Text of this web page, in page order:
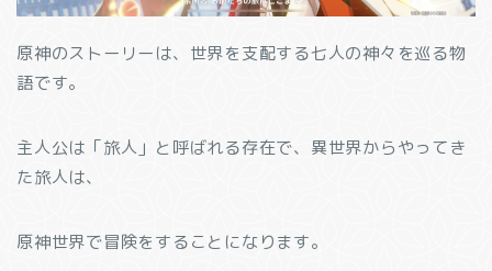
原神のストーリーは、世界を支配する七人の神々を巡る物
語です。
主人公は「旅人」と呼ばれる存在で、異世界からやってき
た旅人は、
原神世界で冒険をすることになります。